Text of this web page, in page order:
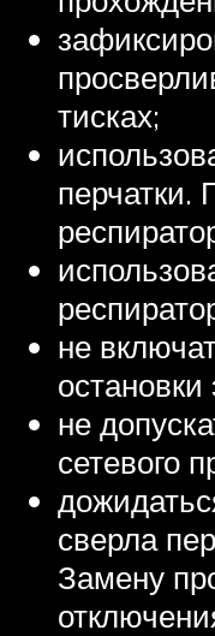
тисках;
перчатки.
не
остановки
не
сетевого
сверла
Замену